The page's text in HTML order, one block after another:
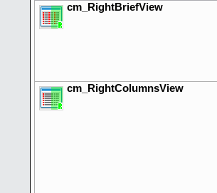
cm_RightBriefView
cm_RightColumnsView